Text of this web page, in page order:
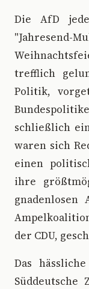
Die AfD
"Jahresend-
trefflich
Politik,
schließlich
waren sich
einen
ihre
gnadenlosen
der CDU,
Das
Süddeutsche